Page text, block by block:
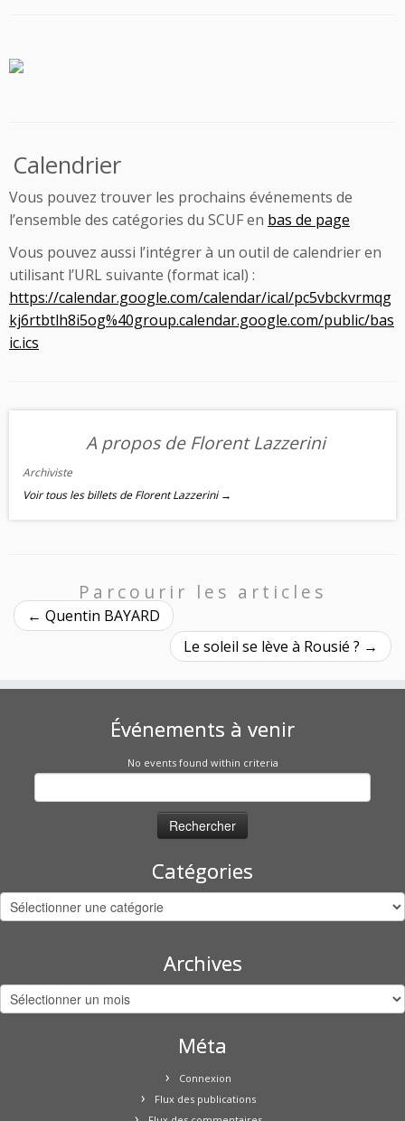
Calendrier
Vous pouvez trouver les prochains événements de
l’ensemble des catégories du SCUF en bas de page
Vous pouvez aussi l’intégrer à un outil de calendrier en
utilisant l’URL suivante (format ical) :
https://calendar.google.com/calendar/ical/pc5vbckvrmqg
kj6rtbtlh8i5og%40group.calendar.google.com/public/bas
ic.ics
A propos de Florent Lazzerini
Archiviste
Voir tous les billets de Florent Lazzerini →
Parcourir les articles
← Quentin BAYARD
Le soleil se lève à Rousié ? →
Événements à venir
No events found within criteria
Rechercher :
Catégories
Catégories
Archives
Archives
Méta
Connexion
Flux des publications